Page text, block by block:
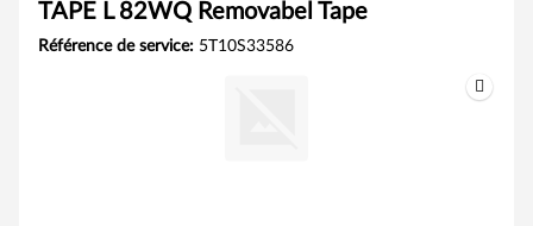
TAPE L 82WQ Removabel Tape
Référence de service: 5T10S33586